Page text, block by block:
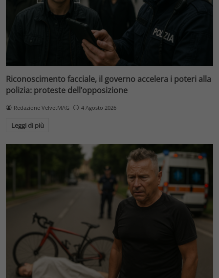
Riconoscimento facciale, il governo accelera i poteri alla
polizia: proteste dell’opposizione
Redazione VelvetMAG 4 Agosto 2026
Leggi di più